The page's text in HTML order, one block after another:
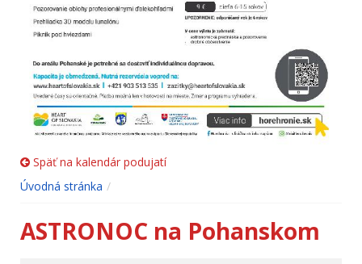
Späť na kalendár podujatí
Úvodná stránka
ASTRONOC na Pohanskom